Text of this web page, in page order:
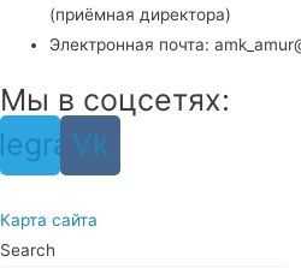
(приёмная директора)
Электронная почта:
Мы в соцсетях:
Vk
Карта сайта
Search